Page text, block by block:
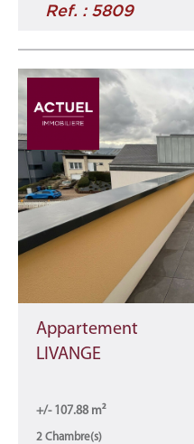
Ref. : 5809
Appartement
LIVANGE
+/- 107.88 m²
2 Chambre(s)